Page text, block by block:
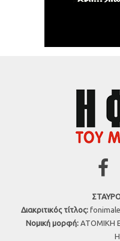
Διακριτικός τίτλος:
Νομική μορφή: ΑΤΟΜΙΚΗ